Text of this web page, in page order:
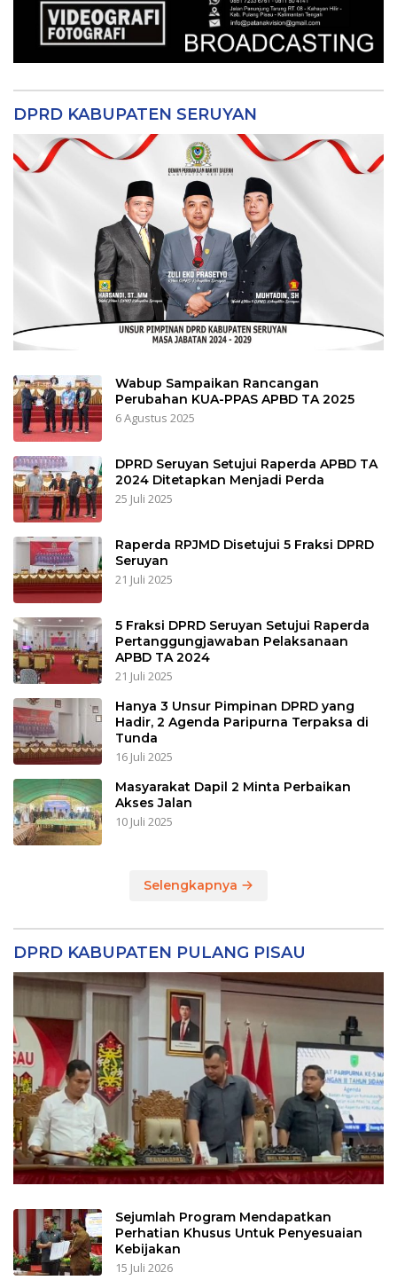
DPRD KABUPATEN SERUYAN
Wabup Sampaikan Rancangan
Perubahan KUA-PPAS APBD TA 2025
6 Agustus 2025
DPRD Seruyan Setujui Raperda APBD TA
2024 Ditetapkan Menjadi Perda
25 Juli 2025
Raperda RPJMD Disetujui 5 Fraksi DPRD
Seruyan
21 Juli 2025
5 Fraksi DPRD Seruyan Setujui Raperda
Pertanggungjawaban Pelaksanaan
APBD TA 2024
21 Juli 2025
Hanya 3 Unsur Pimpinan DPRD yang
Hadir, 2 Agenda Paripurna Terpaksa di
Tunda
16 Juli 2025
Masyarakat Dapil 2 Minta Perbaikan
Akses Jalan
10 Juli 2025
Selengkapnya
DPRD KABUPATEN PULANG PISAU
Sejumlah Program Mendapatkan
Perhatian Khusus Untuk Penyesuaian
Kebijakan
15 Juli 2026